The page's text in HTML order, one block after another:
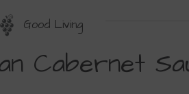
Good Living
Cabernet